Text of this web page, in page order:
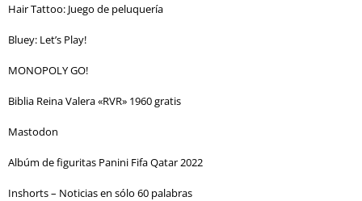
Hair Tattoo: Juego de peluquería
Bluey: Let’s Play!
MONOPOLY GO!
Biblia Reina Valera «RVR» 1960 gratis
Mastodon
Albúm de figuritas Panini Fifa Qatar 2022
Inshorts – Noticias en sólo 60 palabras